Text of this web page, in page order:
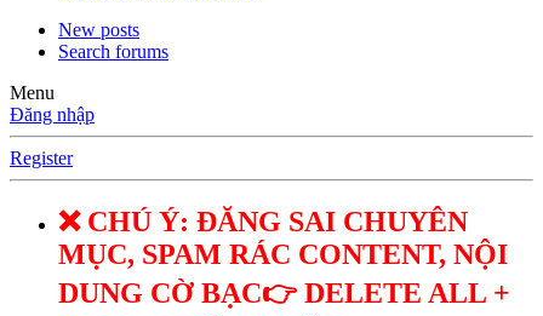
New posts
Search forums
Menu
Đăng nhập
Register
❌ CHÚ Ý: ĐĂNG SAI CHUYÊN
MỤC, SPAM RÁC CONTENT, NỘI
DUNG CỜ BẠC👉 DELETE ALL +